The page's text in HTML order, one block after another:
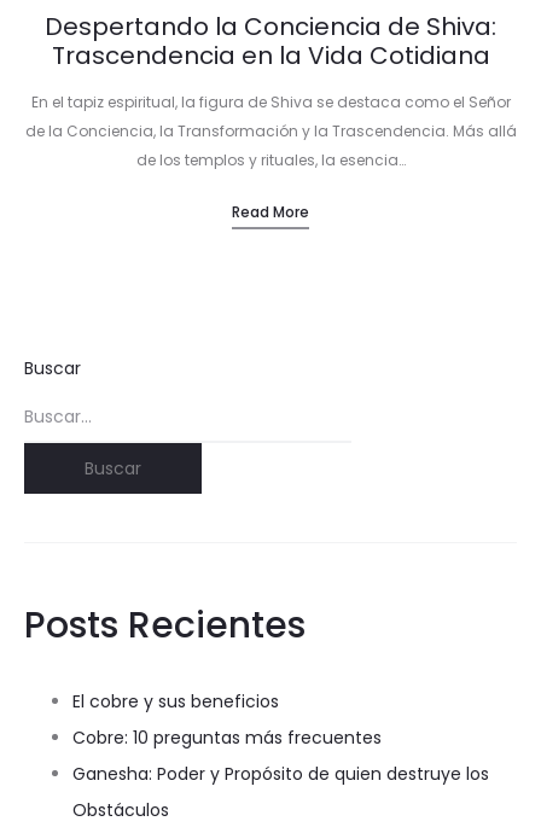
Despertando la Conciencia de Shiva:
Trascendencia en la Vida Cotidiana
En el tapiz espiritual, la figura de Shiva se destaca como el Señor
de la Conciencia, la Transformación y la Trascendencia. Más allá
de los templos y rituales, la esencia…
Read More
Buscar
Buscar
Posts Recientes
El cobre y sus beneficios
Cobre: 10 preguntas más frecuentes
Ganesha: Poder y Propósito de quien destruye los
Obstáculos